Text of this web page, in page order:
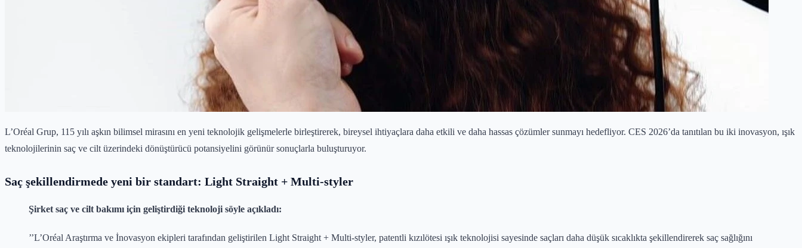
L’Oréal Grup, 115 yılı aşkın bilimsel mirasını en yeni teknolojik gelişmelerle birleştirerek, bireysel ihtiyaçlara daha etkili ve daha hassas çözümler sunmayı hedefliyor. CES 2026’da tanıtılan bu iki inovasyon, ışık
teknolojilerinin saç ve cilt üzerindeki dönüştürücü potansiyelini görünür sonuçlarla buluşturuyor.
Saç şekillendirmede yeni bir standart: Light Straight + Multi-styler
Şirket saç ve cilt bakımı için geliştirdiği teknoloji söyle açıkladı:
’’L’Oréal Araştırma ve İnovasyon ekipleri tarafından geliştirilen Light Straight + Multi-styler, patentli kızılötesi ışık teknolojisi sayesinde saçları daha düşük sıcaklıkta şekillendirerek saç sağlığını